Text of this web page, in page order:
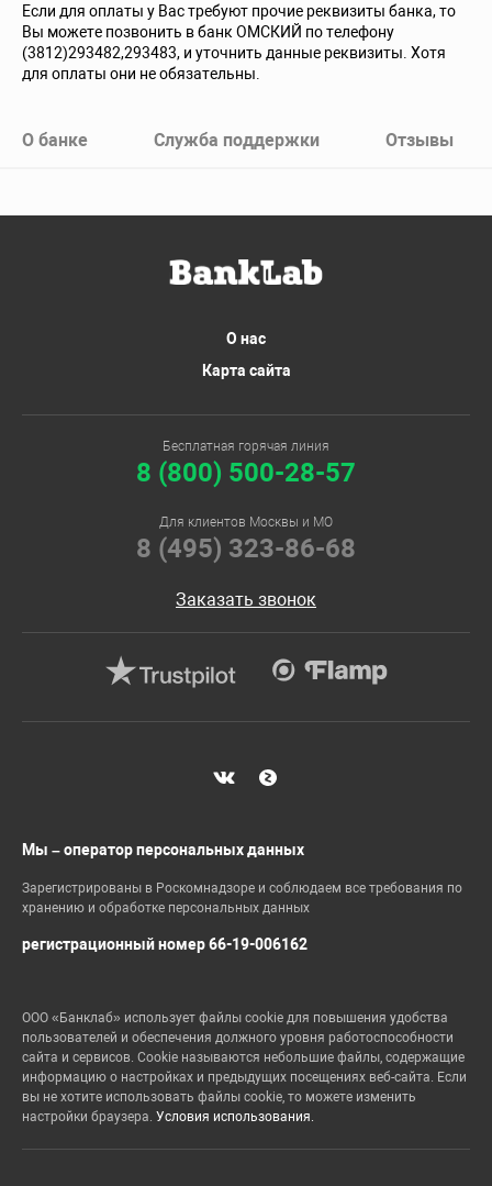
Если для оплаты у Вас требуют прочие реквизиты банка, то
Вы можете позвонить в банк ОМСКИЙ по телефону
(3812)293482,293483, и уточнить данные реквизиты. Хотя
для оплаты они не обязательны.
О банке Служба поддержки Отзывы
О нас
Карта сайта
Бесплатная горячая линия
8 (800) 500-28-57
Для клиентов Москвы и МО
8 (495) 323-86-68
Заказать звонок
Мы – оператор персональных данных
Зарегистрированы в Роскомнадзоре и соблюдаем все требования по
хранению и обработке персональных данных
регистрационный номер 66-19-006162
ООО «Банклаб» использует файлы cookie для повышения удобства
пользователей и обеспечения должного уровня работоспособности
сайта и сервисов. Cookie называются небольшие файлы, содержащие
информацию о настройках и предыдущих посещениях веб-сайта. Если
вы не хотите использовать файлы cookie, то можете изменить
настройки браузера. Условия использования.